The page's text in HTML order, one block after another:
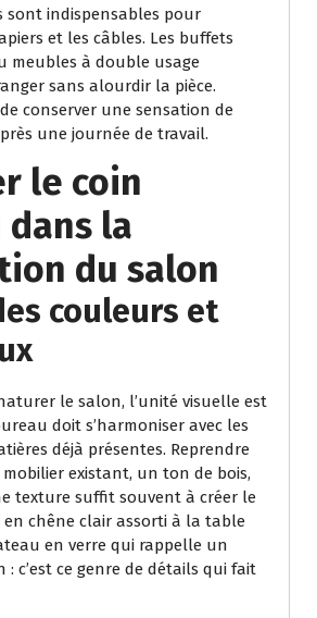
sont indispensables pour
et les câbles. Les buffets
meubles à double usage
sans alourdir la pièce.
conserver une sensation de
une journée de travail.
le coin
la
du salon
couleurs et
le salon, l’unité visuelle est
doit s’harmoniser avec les
déjà présentes. Reprendre
existant, un ton de bois,
texture suffit souvent à créer le
chêne clair assorti à la table
en verre qui rappelle un
: c’est ce genre de détails qui fait